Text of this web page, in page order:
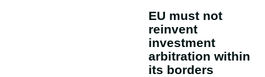
EU must not
reinvent
investment
arbitration within
its borders